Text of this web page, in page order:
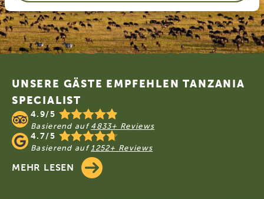
Footer
UNSERE GÄSTE EMPFEHLEN TANZANIA
SPECIALIST
4.9/5
Basierend auf 4833+ Reviews
4.7/5
Basierend auf 1252+ Reviews
MEHR LESEN